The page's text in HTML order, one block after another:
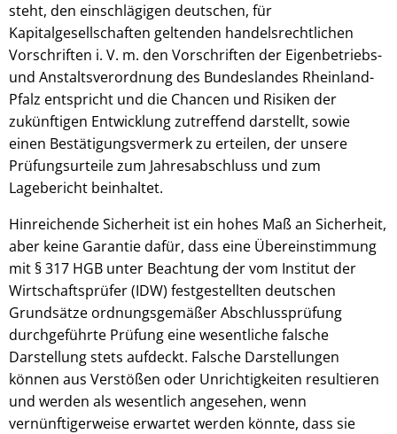
steht, den einschlägigen deutschen, für
Kapitalgesellschaften geltenden handelsrechtlichen
Vorschriften i. V. m. den Vorschriften der Eigenbetriebs-
und Anstaltsverordnung des Bundeslandes Rheinland-
Pfalz entspricht und die Chancen und Risiken der
zukünftigen Entwicklung zutreffend darstellt, sowie
einen Bestätigungsvermerk zu erteilen, der unsere
Prüfungsurteile zum Jahresabschluss und zum
Lagebericht beinhaltet.
Hinreichende Sicherheit ist ein hohes Maß an Sicherheit,
aber keine Garantie dafür, dass eine Übereinstimmung
mit § 317 HGB unter Beachtung der vom Institut der
Wirtschaftsprüfer (IDW) festgestellten deutschen
Grundsätze ordnungsgemäßer Abschlussprüfung
durchgeführte Prüfung eine wesentliche falsche
Darstellung stets aufdeckt. Falsche Darstellungen
können aus Verstößen oder Unrichtigkeiten resultieren
und werden als wesentlich angesehen, wenn
vernünftigerweise erwartet werden könnte, dass sie